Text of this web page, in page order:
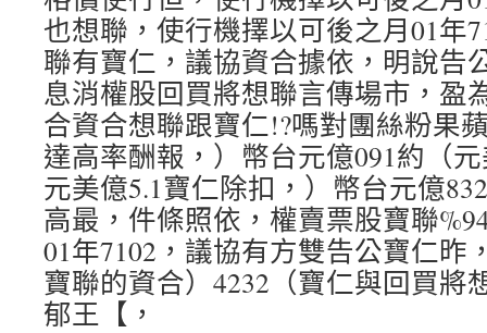
也想聯，使行機擇以可後之月01年
聯有寶仁，議協資合據依，明說告
息消權股回買將想聯言傳場市，盈
合資合想聯跟寶仁!?嗎對團絲粉果
達高率酬報，）幣台元億091約（
元美億5.1寶仁除扣，）幣台元億
高最，件條照依，權賣票股寶聯
01年7102，議協有方雙告公寶仁昨
寶聯的資合）4232（寶仁與回買
郁王【，